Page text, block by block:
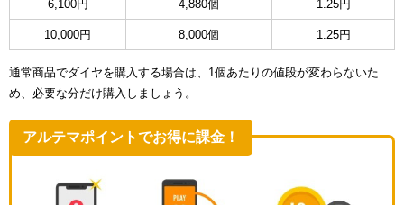
6,100円 4,880個 1.25円
10,000円 8,000個 1.25円
通常商品でダイヤを購入する場合は、1個あたりの値段が変わらないた
め、必要な分だけ購入しましょう。
アルテマポイントでお得に課金！